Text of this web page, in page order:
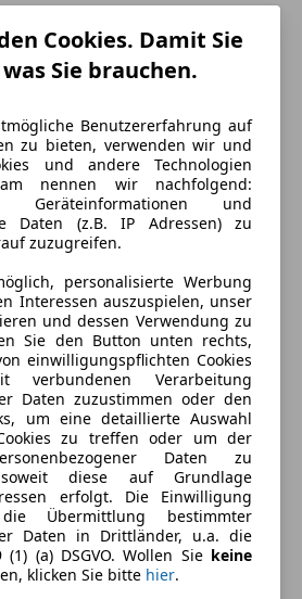
Strom
Schwarz
Schwarz
Cookies. Damit Sie
Sie brauchen.
Benutzererfahrung auf
zu bieten, verwenden wir und
und andere Technologien
nennen wir nachfolgend:
Geräteinformationen und
Daten (z.B. IP Adressen) zu
zuzugreifen.
personalisierte Werbung
Interessen auszuspielen, unser
und dessen Verwendung zu
Sie den Button unten rechts,
einwilligungspflichten Cookies
Verarbeitung
Daten zuzustimmen oder den
um eine detaillierte Auswahl
zu treffen oder um der
Daten zu
soweit diese auf Grundlage
erfolgt. Die Einwilligung
Übermittlung bestimmter
Daten in Drittländer, u.a. die
(a) DSGVO. Wollen Sie keine
klicken Sie bitte hier.